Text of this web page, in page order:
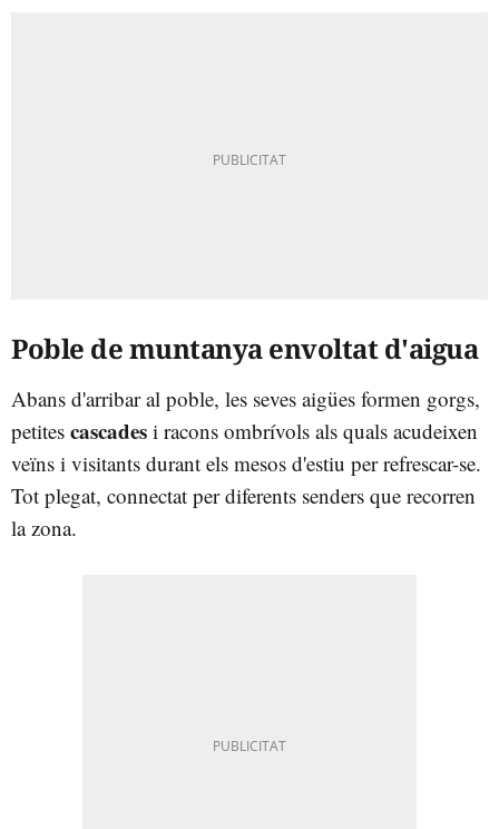
Poble de muntanya envoltat d'aigua
Abans d'arribar al poble, les seves aigües formen gorgs,
petites cascades i racons ombrívols als quals acudeixen
veïns i visitants durant els mesos d'estiu per refrescar-se.
Tot plegat, connectat per diferents senders que recorren
la zona.